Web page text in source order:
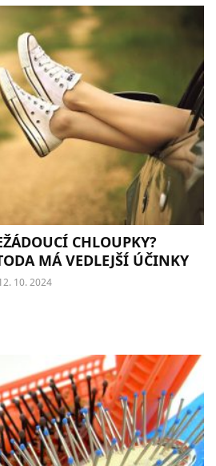
CHLOUPKY?
MÁ VEDLEJŠÍ ÚČINKY
10. 2024